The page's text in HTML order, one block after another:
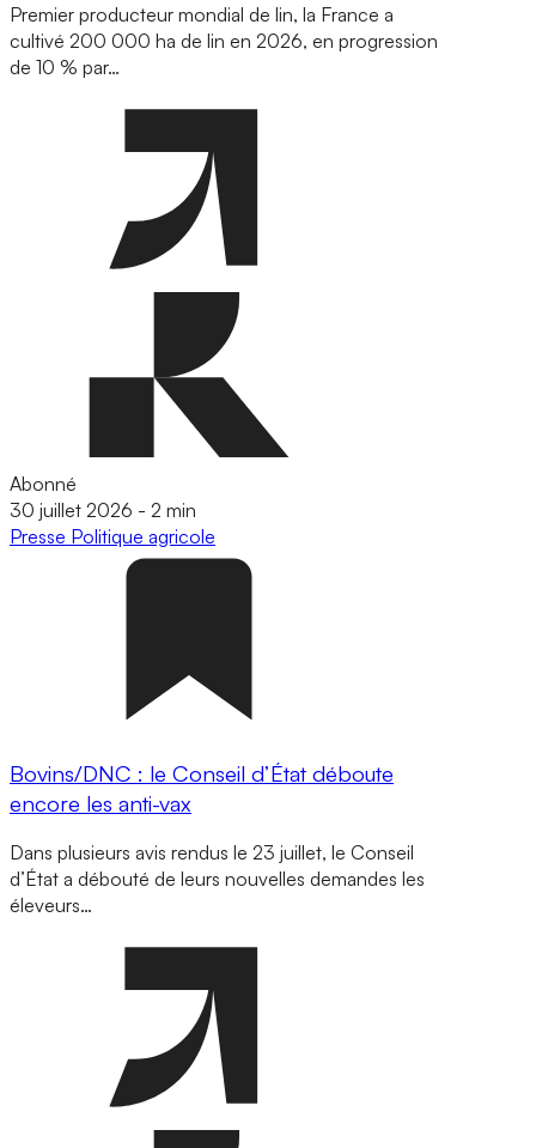
Premier producteur mondial de lin, la France a
cultivé 200 000 ha de lin en 2026, en progression
de 10 % par…
Abonné
30 juillet 2026 - 2 min
Presse Politique agricole
Bovins/DNC : le Conseil d’État déboute
encore les anti-vax
Dans plusieurs avis rendus le 23 juillet, le Conseil
d’État a débouté de leurs nouvelles demandes les
éleveurs…